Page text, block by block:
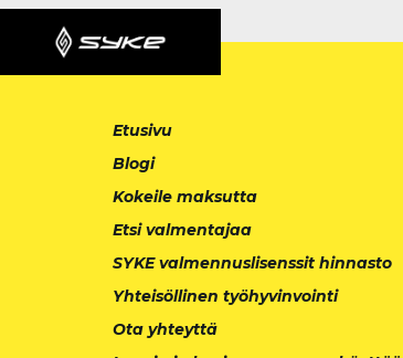
Etusivu
Blogi
Kokeile maksutta
Etsi valmentajaa
SYKE valmennuslisenssit hinnasto
Yhteisöllinen työhyvinvointi
Ota yhteyttä